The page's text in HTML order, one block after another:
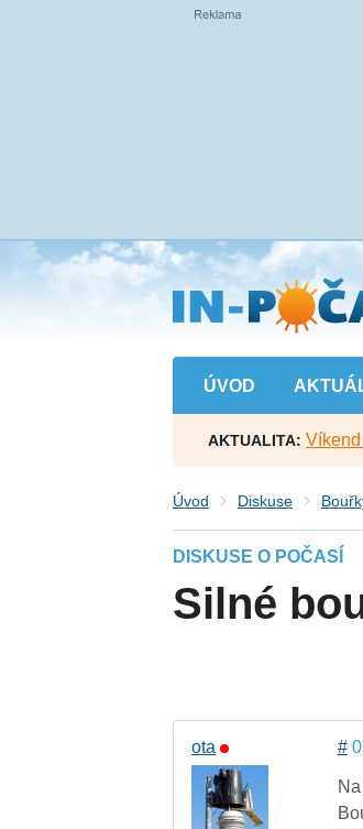
Přejít
na
hlavní
obsah
ÚVOD
AKTUALITA:
Úvod Diskuse
DISKUSE O POČASÍ
Silné
ota #